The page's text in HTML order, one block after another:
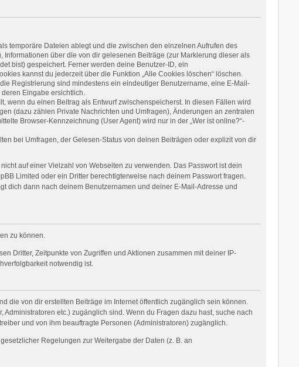
temporäre Dateien ablegt und die zwischen den einzelnen Aufrufen des
über die von dir gelesenen Beiträge (zur Markierung dieser als
bist) gespeichert. Ferner werden deine Benutzer-ID, ein
kannst du jederzeit über die Funktion „Alle Cookies löschen“ löschen.
Registrierung sind mindestens ein eindeutiger Benutzername, eine E-Mail-
Eingabe ersichtlich.
wenn du einen Beitrag als Entwurf zwischenspeicherst. In diesen Fällen wird
(dazu zählen Private Nachrichten und Umfragen), Änderungen an zentralen
Browser-Kennzeichnung (User Agent) wird nur in der „Wer ist online?“-
bei Umfragen, der Gelesen-Status von deinen Beiträgen oder explizit von dir
auf einer Vielzahl von Webseiten zu verwenden. Das Passwort ist dein
Limited oder ein Dritter berechtigterweise nach deinem Passwort fragen.
dich dann nach deinem Benutzernamen und deiner E-Mail-Adresse und
zu können.
Dritter, Zeitpunkte von Zugriffen und Aktionen zusammen mit deiner IP-
notwendig ist.
die von dir erstellten Beiträge im Internet öffentlich zugänglich sein können.
etc.) zugänglich sind. Wenn du Fragen dazu hast, suche nach
und von ihm beauftragte Personen (Administratoren) zugänglich.
Regelungen zur Weitergabe der Daten (z. B. an